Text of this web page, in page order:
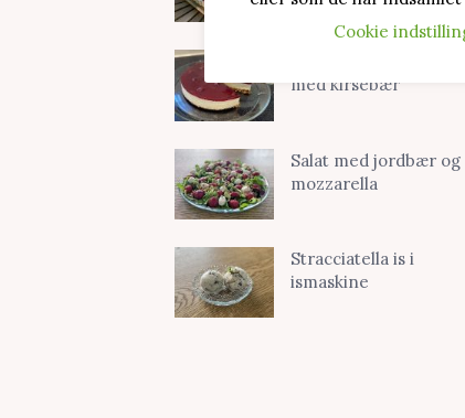
med kirsebær
Salat med jordbær og
mozzarella
Stracciatella is i
ismaskine
Cookie